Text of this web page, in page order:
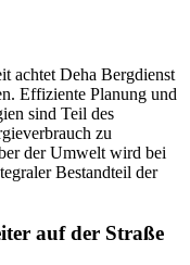
achtet Deha Bergdienst
Effiziente Planung und
sind Teil des
zu
der Umwelt wird bei
Bestandteil der
auf der Straße